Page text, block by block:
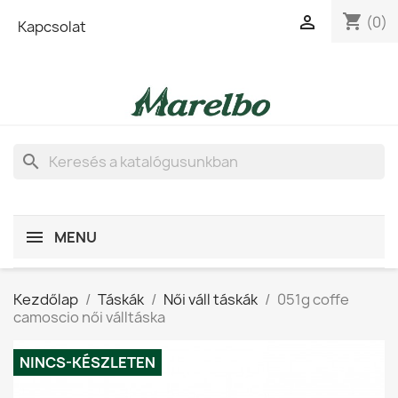
Kapcsolat shopping_cart (0)

search
MENU
Kezdőlap Táskák Női váll táskák
051g coffe
camoscio női válltáska
NINCS-KÉSZLETEN